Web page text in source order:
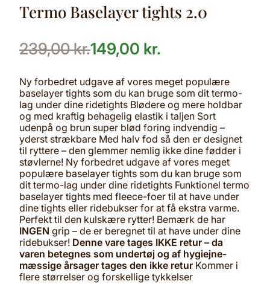
Termo Baselayer tights 2.0
239,00kr.149,00 kr.
Ny forbedret udgave af vores meget populære
baselayer tights som du kan bruge som dit termo-
lag under dine ridetights Blødere og mere holdbar
og med kraftig behagelig elastik i taljen Sort
udenpå og brun super blød foring indvendig –
yderst strækbare Med halv fod så den er designet
til ryttere – den glemmer nemlig ikke dine fødder i
støvlerne! Ny forbedret udgave af vores meget
populære baselayer tights som du kan bruge som
dit termo-lag under dine ridetights Funktionel termo
baselayer tights med fleece-foer til at have under
dine tights eller ridebukser for at få ekstra varme.
Perfekt til den kulskære rytter! Bemærk de har
INGEN grip – de er beregnet til at have under dine
ridebukser! Denne vare tages IKKE retur – da
varen betegnes som undertøj og af hygiejne-
mæssige årsager tages den ikke retur Kommer i
flere størrelser og forskellige tykkelser